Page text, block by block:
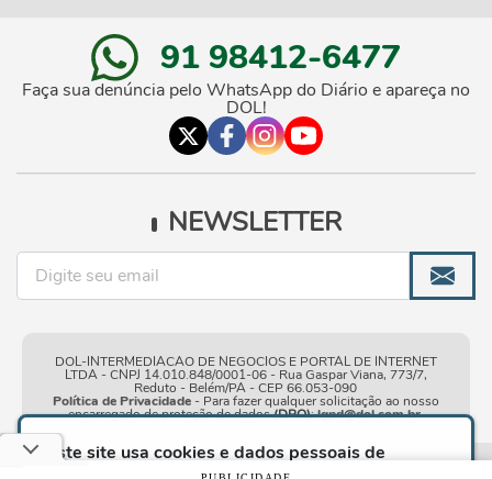
Este site usa cookies e dados pessoais de
acordo com os nossosTermos de Uso e Política
91 98412-6477
Faça sua denúncia pelo WhatsApp do Diário e apareça no
DOL!
NEWSLETTER
DOL-INTERMEDIACAO DE NEGOCIOS E PORTAL DE INTERNET
LTDA - CNPJ 14.010.848/0001-06 - Rua Gaspar Viana, 773/7,
Reduto - Belém/PA - CEP 66.053-090
Política de Privacidade- Para fazer qualquer solicitação ao nosso
encarregado de proteção de dados(DPO):lgpd@dol.com.br.
| © Copyright 2010-2026 DOL - Diário